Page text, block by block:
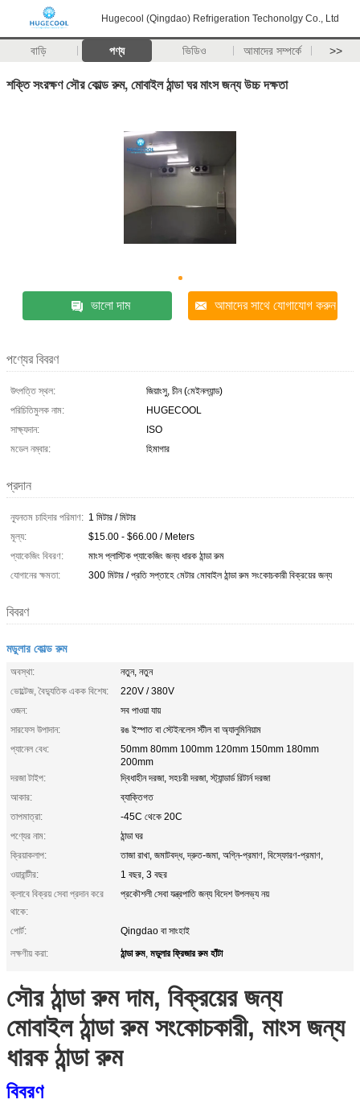
Hugecool (Qingdao) Refrigeration Techonolgy Co., Ltd
বাড়ি পণ্য ভিডিও আমাদের সম্পর্কে >>
শক্তি সংরক্ষণ সৌর কোল্ড রুম, মোবাইল ঠান্ডা ঘর মাংস জন্য উচ্চ দক্ষতা
ভালো দাম আমাদের সাথে যোগাযোগ করুন
পণ্যের বিবরণ
উৎপত্তি স্থল:
জিয়াংসু, চীন (মেইনল্যান্ড)
পরিচিতিমুলক নাম:
HUGECOOL
সাক্ষ্যদান:
ISO
মডেল নম্বার:
হিমাগার
প্রদান
ন্যূনতম চাহিদার পরিমাণ: 1 মিটার / মিটার
মূল্য:
$15.00 - $66.00 / Meters
প্যাকেজিং বিবরণ:
মাংস প্লাস্টিক প্যাকেজিং জন্য ধারক ঠান্ডা রুম
যোগানের ক্ষমতা:
300 মিটার / প্রতি সপ্তাহে মেটার মোবাইল ঠান্ডা রুম সংকোচকারী বিক্রয়ের জন্য
বিবরণ
মডুলার কোল্ড রুম
অবস্থা:
নতুন, নতুন
ভোল্টেজ, বৈদ্যুতিক একক বিশেষ:
220V / 380V
ওজন:
সব পাওয়া যায়
সারফেস উপাদান:
রঙ ইস্পাত বা স্টেইনলেস স্টীল বা অ্যালুমিনিয়াম
প্যানেল বেধ:
50mm 80mm 100mm 120mm 150mm 180mm
200mm
দরজা টাইপ:
দ্বিধাহীন দরজা, সহচরী দরজা, স্ট্যান্ডার্ড রিটার্ন দরজা
আকার:
ব্যাক্তিগত
তাপমাত্রা:
-45C থেকে 20C
পণ্যের নাম:
ঠান্ডা ঘর
ক্রিয়াকলাপ:
তাজা রাখা, জমাটবদ্ধ, দ্রুত-জমা, অগ্নি-প্রমাণ, বিস্ফোরণ-প্রমাণ,
ওয়ারান্টীর:
1 বছর, 3 বছর
ক্লাবে বিক্রয় সেবা প্রদান করে
থাকে:
প্রকৌশলী সেবা যন্ত্রপাতি জন্য বিদেশ উপলভ্য নয়
পোর্ট:
Qingdao বা সাংহাই
লক্ষণীয় করা:
ঠান্ডা রুম, মডুলার ফ্রিজার রুম হাঁটা
সৌর ঠান্ডা রুম দাম, বিক্রয়ের জন্য
মোবাইল ঠান্ডা রুম সংকোচকারী, মাংস জন্য
ধারক ঠান্ডা রুম
বিবরণ